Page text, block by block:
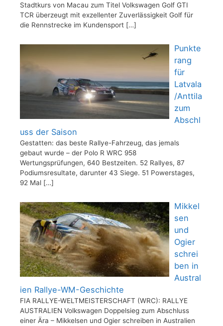
Stadtkurs von Macau zum Titel Volkswagen Golf GTI
TCR überzeugt mit exzellenter Zuverlässigkeit Golf für
die Rennstrecke im Kundensport […]
Punkte
rang
für
Latvala
/Anttila
zum
Abschl
uss der Saison
Gestatten: das beste Rallye-Fahrzeug, das jemals
gebaut wurde – der Polo R WRC 958
Wertungsprüfungen, 640 Bestzeiten. 52 Rallyes, 87
Podiumsresultate, darunter 43 Siege. 51 Powerstages,
92 Mal […]
Mikkel
sen
und
Ogier
schrei
ben in
Austral
ien Rallye-WM-Geschichte
FIA RALLYE-WELTMEISTERSCHAFT (WRC): RALLYE
AUSTRALIEN Volkswagen Doppelsieg zum Abschluss
einer Ära – Mikkelsen und Ogier schreiben in Australien